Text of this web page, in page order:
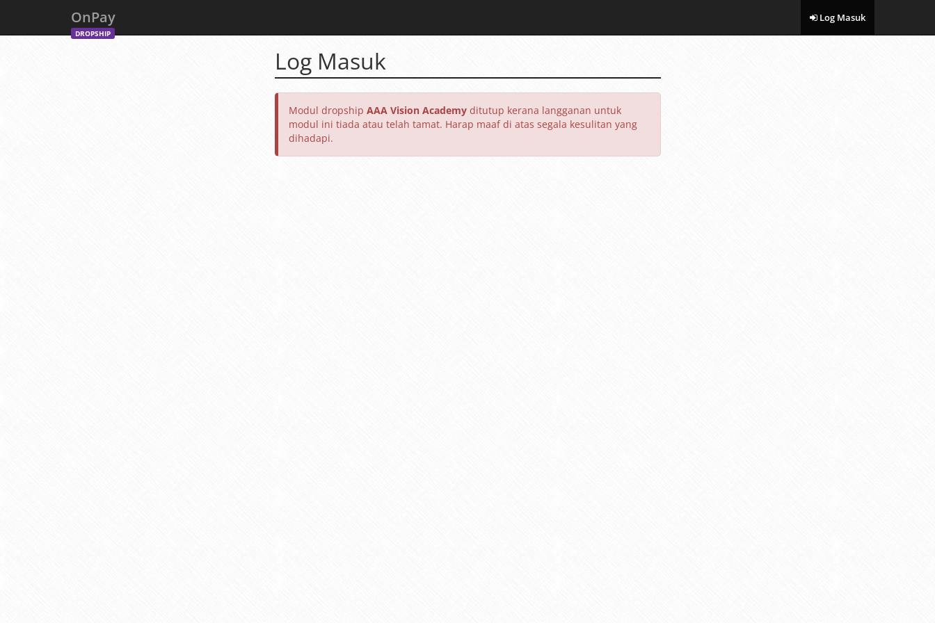
OnPay
DROPSHIP
Log Masuk
Log Masuk
Modul dropship AAA Vision Academyditutup kerana langganan untuk
modul ini tiada atau telah tamat. Harap maaf di atas segala kesulitan yang
dihadapi.